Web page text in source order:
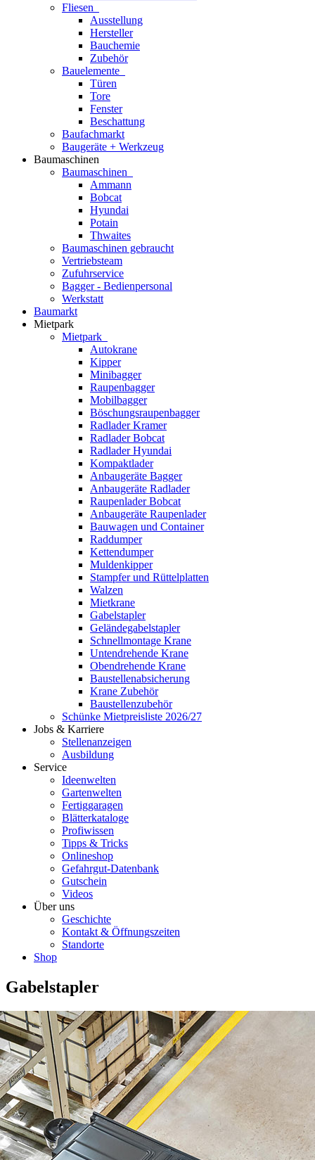
Fliesen
Ausstellung
Hersteller
Bauchemie
Zubehör
Bauelemente
Türen
Tore
Fenster
Beschattung
Baufachmarkt
Baugeräte + Werkzeug
Baumaschinen
Baumaschinen
Ammann
Bobcat
Hyundai
Potain
Thwaites
Baumaschinen gebraucht
Vertriebsteam
Zufuhrservice
Bagger - Bedienpersonal
Werkstatt
Baumarkt
Mietpark
Mietpark
Autokrane
Kipper
Minibagger
Raupenbagger
Mobilbagger
Böschungsraupenbagger
Radlader Kramer
Radlader Bobcat
Radlader Hyundai
Kompaktlader
Anbaugeräte Bagger
Anbaugeräte Radlader
Raupenlader Bobcat
Anbaugeräte Raupenlader
Bauwagen und Container
Raddumper
Kettendumper
Muldenkipper
Stampfer und Rüttelplatten
Walzen
Mietkrane
Gabelstapler
Geländegabelstapler
Schnellmontage Krane
Untendrehende Krane
Obendrehende Krane
Baustellenabsicherung
Krane Zubehör
Baustellenzubehör
Schünke Mietpreisliste 2026/27
Jobs & Karriere
Stellenanzeigen
Ausbildung
Service
Ideenwelten
Gartenwelten
Fertiggaragen
Blätterkataloge
Profiwissen
Tipps & Tricks
Onlineshop
Gefahrgut-Datenbank
Gutschein
Videos
Über uns
Geschichte
Kontakt & Öffnungszeiten
Standorte
Shop
Gabelstapler